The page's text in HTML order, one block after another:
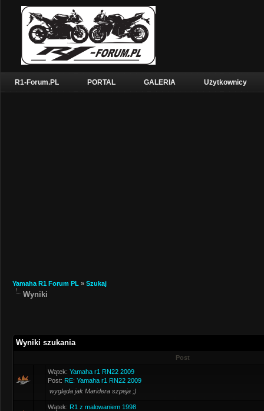
R1-Forum.PL PORTAL GALERIA Użytkownicy
Yamaha R1 Forum PL » Szukaj
Wyniki
Wyniki szukania
Post
Wątek: Yamaha r1 RN22 2009
Post: RE: Yamaha r1 RN22 2009
wygląda jak Maridera szpeja ;)
Wątek: R1 z malowaniem 1998